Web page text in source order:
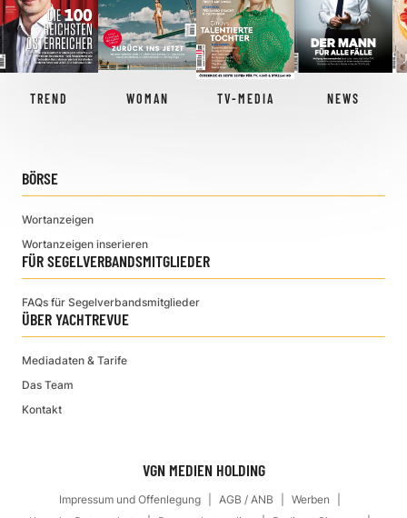
TREND WOMAN TV-MEDIA NEWS
BÖRSE
Wortanzeigen
Wortanzeigen inserieren
FÜR SEGELVERBANDSMITGLIEDER
FAQs für Segelverbandsmitglieder
ÜBER YACHTREVUE
Mediadaten & Tarife
Das Team
Kontakt
VGN MEDIEN HOLDING
Impressum und Offenlegung AGB / ANB
Werben